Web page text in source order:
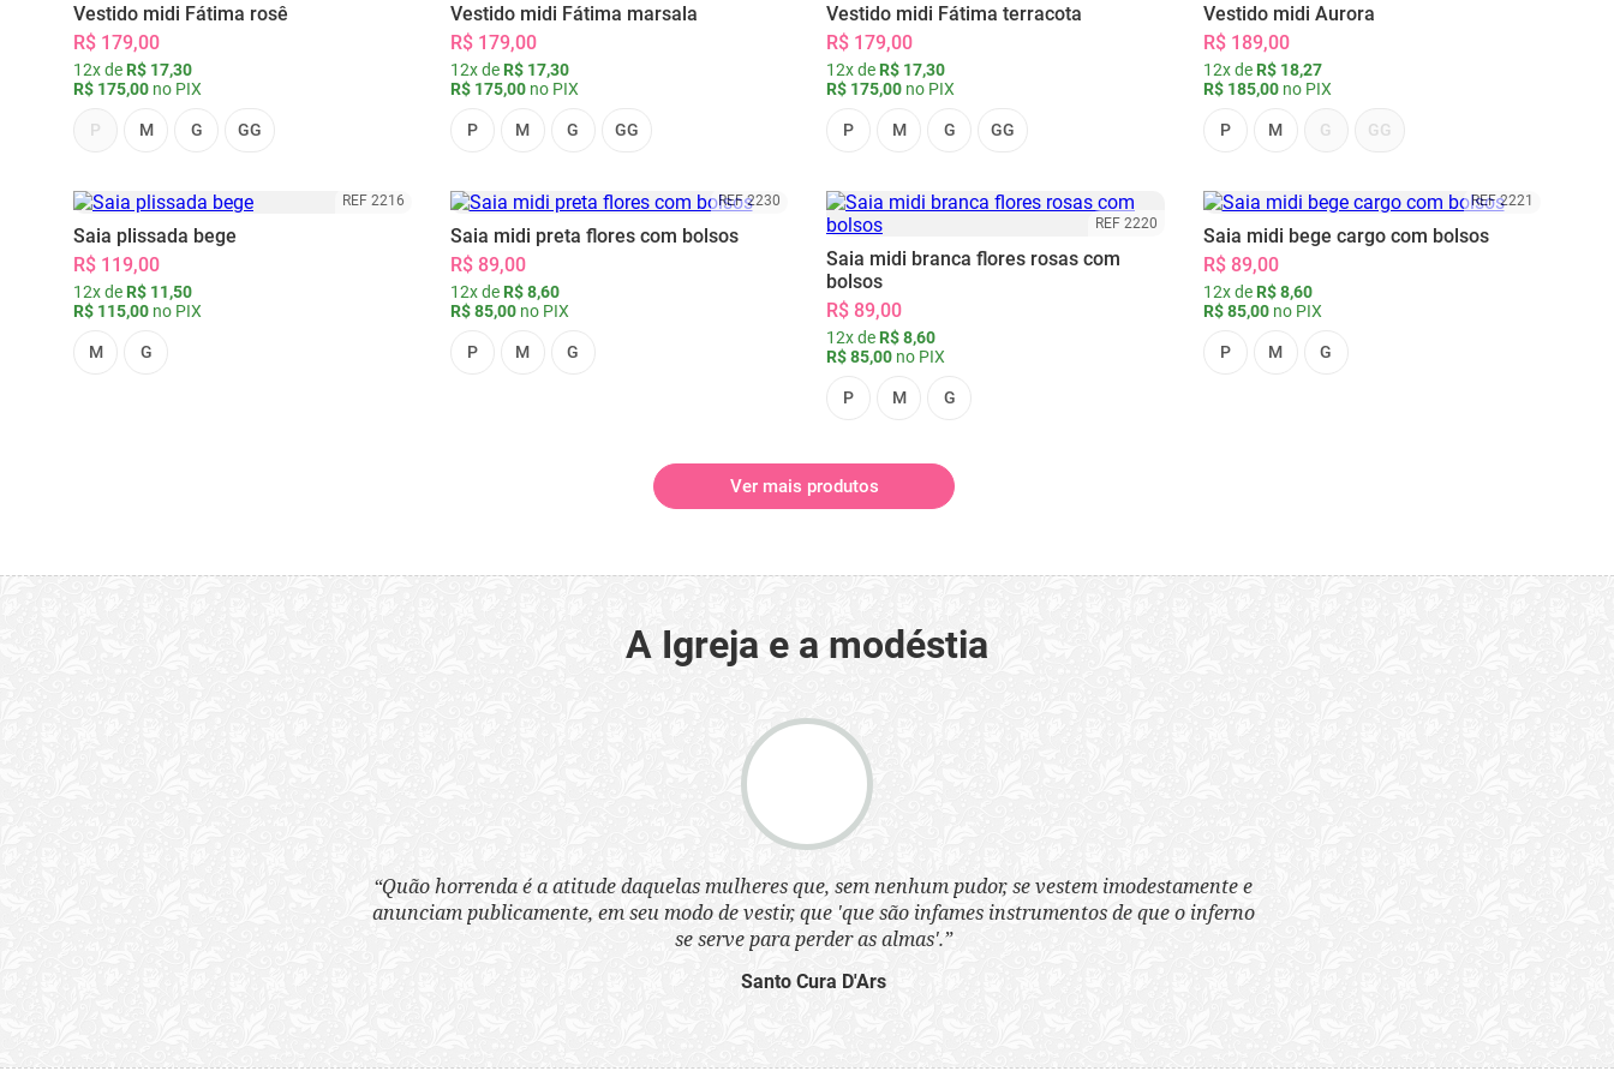
Vestido midi Fátima rosê
R$ 179,00
12x de R$ 17,30
R$ 175,00 no PIX
P M G GG
Vestido midi Fátima marsala
R$ 179,00
12x de R$ 17,30
R$ 175,00no PIX
P M G GG
Vestido midi Fátima terracota
R$ 179,00
12x de R$ 17,30
R$ 175,00 no PIX
P M G GG
Vestido midi Aurora
R$ 189,00
12x de R$ 18,27
R$ 185,00no PIX
P M G GG
REF 2216
Saia plissada bege
R$ 119,00
12x de R$ 11,50
R$ 115,00 no PIX
M G
REF 2230
Saia midi preta flores com bolsos
R$ 89,00
12x de R$ 8,60
R$ 85,00no PIX
P M G
REF 2220
Saia midi branca flores rosas com
bolsos
R$ 89,00
12x de R$ 8,60
R$ 85,00 no PIX
P M G
REF 2221
Saia midi bege cargo com bolsos
R$ 89,00
12x de R$ 8,60
R$ 85,00no PIX
P M G
Ver mais produtos
A Igreja e a modéstia
“Quão horrenda é a atitude daquelas mulheres que, sem nenhum pudor, se vestem imodestamente e
anunciam publicamente, em seu modo de vestir, que 'que são infames instrumentos de que o inferno
se serve para perder as almas'.”
Santo Cura D'Ars